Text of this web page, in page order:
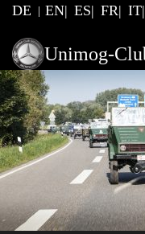
DE EN ES FR IT
Unimog-